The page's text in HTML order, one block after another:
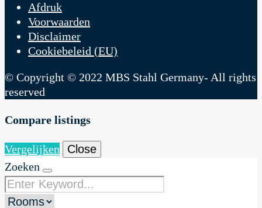
Afdruk
Voorwaarden
Disclaimer
Cookiebeleid (EU)
© Copyright © 2022 MBS Stahl Germany- All rights
reserved
Compare listings
Vergelijken
Close
Zoeken